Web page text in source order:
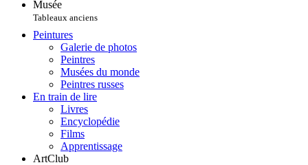
Musée
Tableaux anciens
Peintures
Galerie de photos
Peintres
Musées du monde
Peintres russes
En train de lire
Livres
Encyclopédie
Films
Apprentissage
ArtClub